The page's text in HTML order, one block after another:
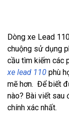
Dòng xe Lead
chuộng sử dụng
cầu tìm kiếm các
xe lead 110 phù
mẽ hơn. Để biết
nào? Bài viết
chính xác nhất.